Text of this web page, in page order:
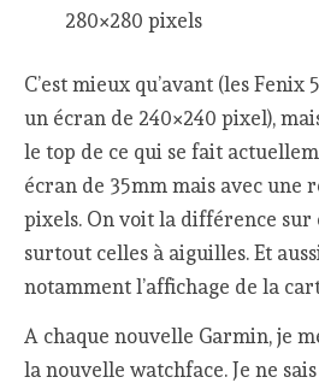
280×280 pixels
C’est mieux qu’avant (les
un écran de 240×240 pixel),
le top de ce qui se fait
écran de 35mm mais avec une
pixels. On voit la différence sur
surtout celles à aiguilles. Et
notamment l’affichage de la
A chaque nouvelle Garmin, je
la nouvelle watchface. Je ne